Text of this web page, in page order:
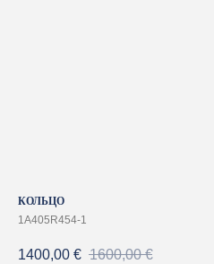
КОЛЬЦО
1A405R454-1
1400,00 € 1600,00 €